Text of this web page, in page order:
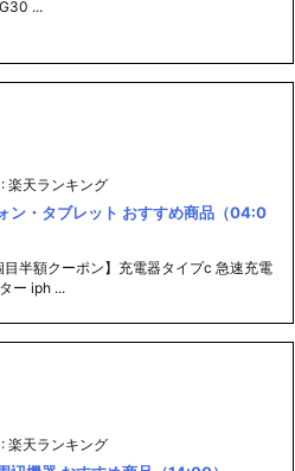
...
: 楽天ランキング
ン・タブレット おすすめ商品（04:0
目半額クーポン】充電器タイプc 急速充電
ー iph ...
: 楽天ランキング